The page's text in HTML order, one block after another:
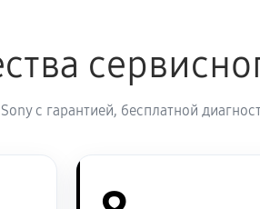
с гарантией, бесплатной